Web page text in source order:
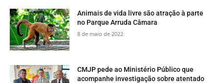
​Animais de vida livre são atração à parte
no Parque Arruda Câmara
8 de maio de 2022
CMJP pede ao Ministério Público que
acompanhe investigação sobre atentado